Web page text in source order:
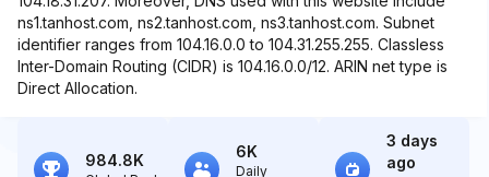
ns1.tanhost.com, ns2.tanhost.com, ns3.tanhost.com. Subnet
identifier ranges from 104.16.0.0 to 104.31.255.255. Classless
Inter-Domain Routing (CIDR) is 104.16.0.0/12. ARIN net type is
Direct Allocation.
984.8K 6K
Daily
3 days
ago